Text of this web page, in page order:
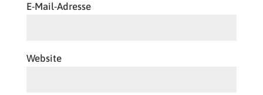
E-Mail-Adresse
Website